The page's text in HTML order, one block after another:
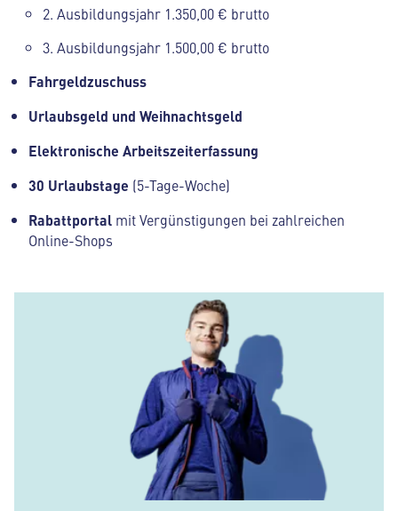
2. Ausbildungsjahr 1.350,00 € brutto
3. Ausbildungsjahr 1.500,00 € brutto
Fahrgeldzuschuss
Urlaubsgeld und Weihnachtsgeld
Elektronische Arbeitszeiterfassung
30 Urlaubstage (5-Tage-Woche)
Rabattportal mit Vergünstigungen bei zahlreichen
Online-Shops